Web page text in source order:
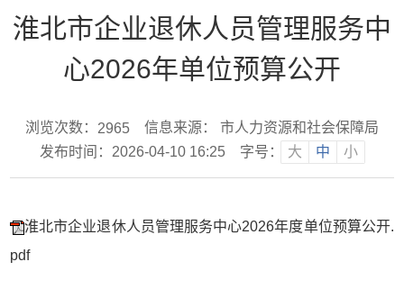
淮北市企业退休人员管理服务中
心2026年单位预算公开
浏览次数： 2965
信息来源： 市人力资源和社会保障局
发布时间：2026-04-10 16:25
字号： 大 中 小
淮北市企业退休人员管理服务中心2026年度单位预算公开.
pdf